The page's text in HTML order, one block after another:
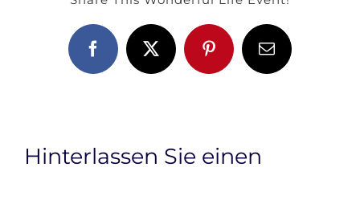
FacebookX PinterestE-
Mail
Hinterlassen Sie einen